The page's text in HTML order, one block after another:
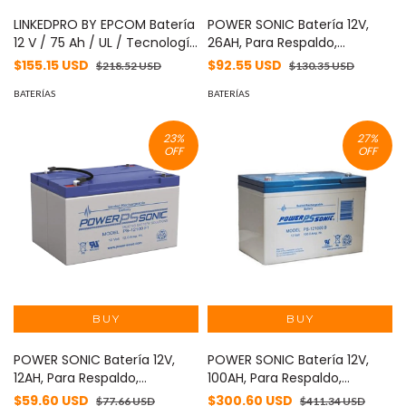
LINKEDPRO BY EPCOM Batería
12 V / 75 Ah / UL / Tecnología
AGM-VRLA / Vida útil
Retardo a la flama / Para
Alarmas de Intrusión /
Incendio/ Control de acceso
/ Video Vigilancia / Termina
MOD: LK7512FR
$155.15 USD $218.52 USD
BATERÍAS
POWER SONIC Batería 12V,
26AH, Para Respaldo,
Tecnologías AGM/VRLA, 5
M5, Reconocida UL MOD: PS-
$92.55 USD $130.35 USD
BATERÍAS
23%
OFF
POWER SONIC Batería 12V,
12AH, Para Respaldo,
Tecnologías AGM/VRLA, 5
$59.60 USD $77.66 USD
27%
OFF
POWER SONIC Batería 12V,
100AH, Para Respaldo,
Tecnologías AGM/VRLA, 10-12
$300.60 USD $411.34 USD